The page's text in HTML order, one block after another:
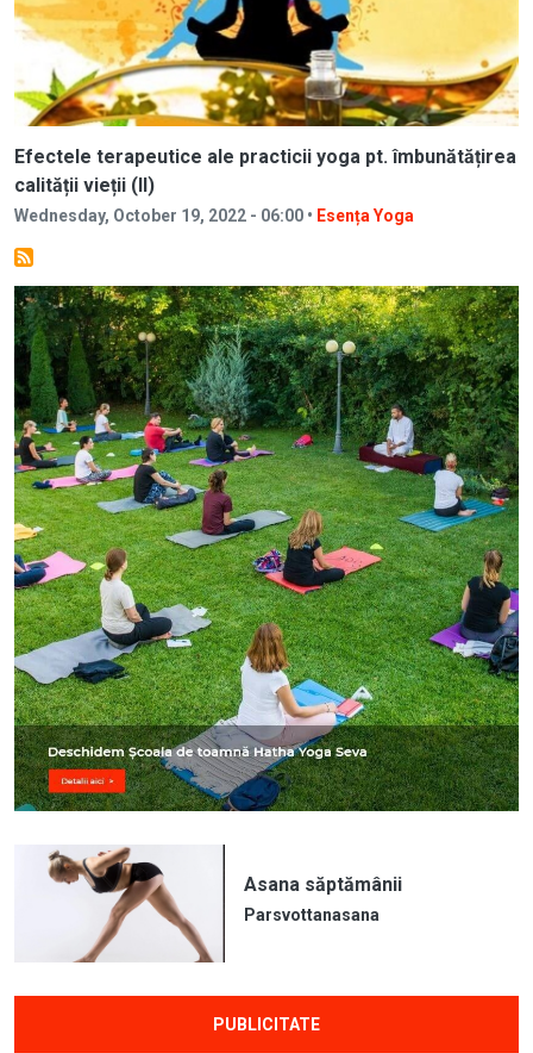
Efectele terapeutice ale practicii yoga pt. îmbunătățirea
calității vieții (II)
Wednesday, October 19, 2022 - 06:00 • Esența Yoga
Image
Asana săptămânii
Parsvottanasana
PUBLICITATE